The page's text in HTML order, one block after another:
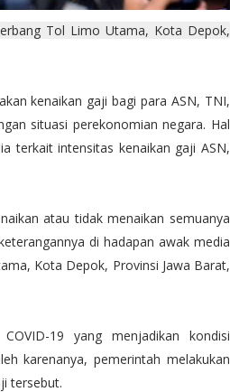
Tol Limo Utama, Kota Depok,
kenaikan gaji bagi para ASN, TNI,
situasi perekonomian negara. Hal
terkait intensitas kenaikan gaji ASN,
atau tidak menaikan semuanya
di hadapan awak media
Kota Depok, Provinsi Jawa Barat,
19 yang menjadikan kondisi
karenanya, pemerintah melakukan
tersebut.